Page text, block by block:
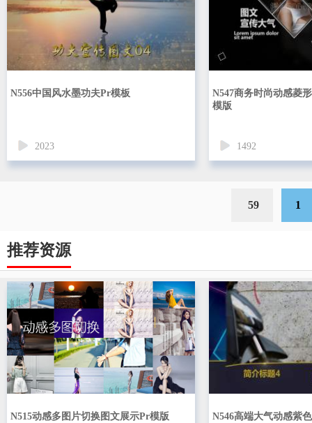
N556中国风水墨功夫Pr模板
2023
N547商务时尚动感菱
模版
1492
59 1
推荐资源
N515动感多图片切换图文展示Pr模版
N546高端大气动感紫